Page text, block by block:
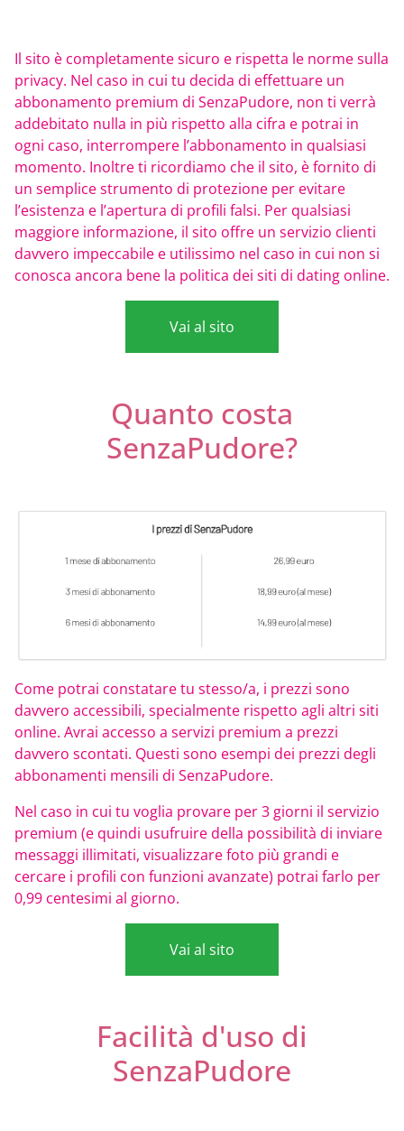
Il sito è completamente sicuro e rispetta le norme sulla
privacy. Nel caso in cui tu decida di effettuare un
abbonamento premium di SenzaPudore, non ti verrà
addebitato nulla in più rispetto alla cifra e potrai in
ogni caso, interrompere l’abbonamento in qualsiasi
momento. Inoltre ti ricordiamo che il sito, è fornito di
un semplice strumento di protezione per evitare
l’esistenza e l’apertura di profili falsi. Per qualsiasi
maggiore informazione, il sito offre un servizio clienti
davvero impeccabile e utilissimo nel caso in cui non si
conosca ancora bene la politica dei siti di dating online.
Vai al sito
Quanto costa
SenzaPudore?
Come potrai constatare tu stesso/a, i prezzi sono
davvero accessibili, specialmente rispetto agli altri siti
online. Avrai accesso a servizi premium a prezzi
davvero scontati. Questi sono esempi dei prezzi degli
abbonamenti mensili di SenzaPudore.
Nel caso in cui tu voglia provare per 3 giorni il servizio
premium (e quindi usufruire della possibilità di inviare
messaggi illimitati, visualizzare foto più grandi e
cercare i profili con funzioni avanzate) potrai farlo per
0,99 centesimi al giorno.
Vai al sito
Facilità d'uso di
SenzaPudore